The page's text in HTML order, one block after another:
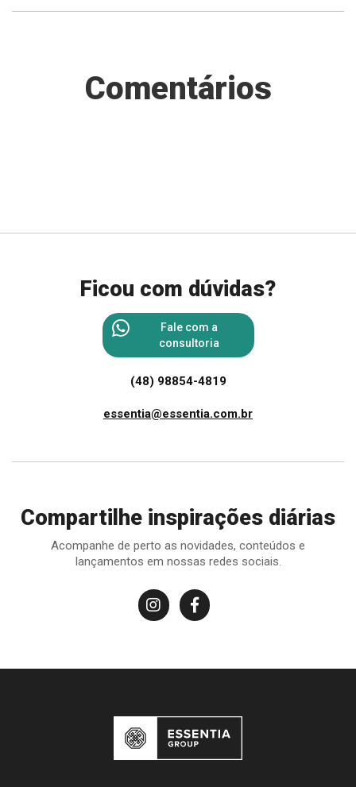
Comentários
Ficou com dúvidas?
Fale com a
consultoria
(48) 98854-4819
essentia@essentia.com.br
Compartilhe inspirações diárias
Acompanhe de perto as novidades, conteúdos e
lançamentos em nossas redes sociais.